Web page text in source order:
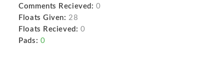
Comments Recieved: 0
Floats Given: 28
Floats Recieved: 0
Pads: 0